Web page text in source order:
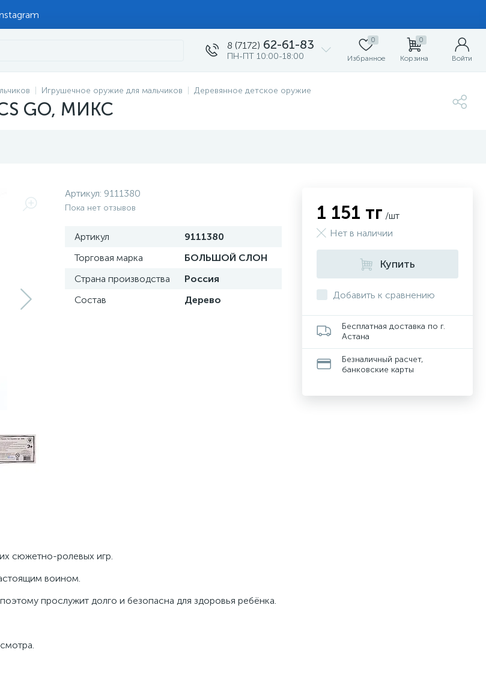
8 (7172) 62-61-83
ПН-ПТ 10:00-18:00
0
Избранное
0
Корзина Войти
Игрушечное оружие для мальчиков Деревянное детское оружие
GO, МИКС
Артикул: 9111380
Пока нет отзывов
Артикул
9111380
Торговая марка
БОЛЬШОЙ СЛОН
Страна производства
Россия
Состав
Дерево
сюжетно-ролевых игр.
воином.
прослужит долго и безопасна для здоровья ребёнка.
1 151 тг /шт
Нет в наличии
Купить
Добавить к сравнению
Бесплатная доставка по г.
Астана
Безналичный расчет,
банковские карты